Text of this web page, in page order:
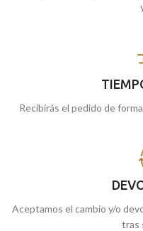
Recibirás el pedido de
Aceptamos el cambio y/o
tras